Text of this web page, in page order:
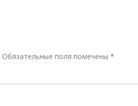
Обязательные поля помечены *